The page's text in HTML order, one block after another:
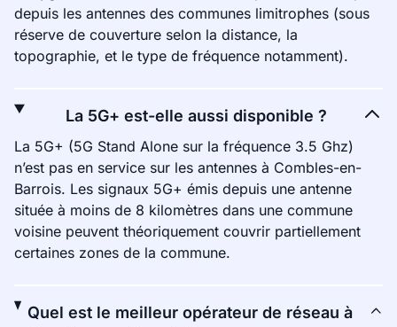
depuis les antennes des communes limitrophes (sous
réserve de couverture selon la distance, la
topographie, et le type de fréquence notamment).
La 5G+ est-elle aussi disponible ?
La 5G+ (5G Stand Alone sur la fréquence 3.5 Ghz)
n’est pas en service sur les antennes à Combles-en-
Barrois. Les signaux 5G+ émis depuis une antenne
située à moins de 8 kilomètres dans une commune
voisine peuvent théoriquement couvrir partiellement
certaines zones de la commune.
Quel est le meilleur opérateur de réseau à